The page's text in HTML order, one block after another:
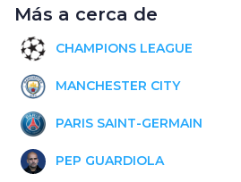
Más a cerca de
CHAMPIONS LEAGUE
MANCHESTER CITY
PARIS SAINT-GERMAIN
PEP GUARDIOLA